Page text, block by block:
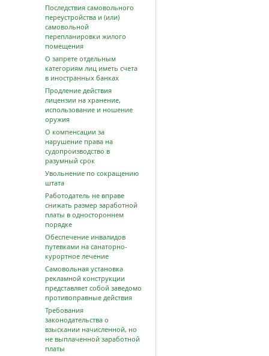
Последствия самовольного
переустройства и (или)
самовольной
перепланировки жилого
помещения
О запрете отдельным
категориям лиц иметь счета
в иностранных банках
Продление действия
лицензии на хранение,
использование и ношение
оружия
О компенсации за
нарушение права на
судопроизводство в
разумный срок
Увольнение по сокращению
штата
Работодатель не вправе
снижать размер заработной
платы в одностороннем
порядке
Обеспечение инвалидов
путевками на санаторно-
курортное лечение
Самовольная установка
рекламной конструкции
представляет собой заведомо
противоправные действия
Требования
законодательства о
взыскании начисленной, но
не выплаченной заработной
платы